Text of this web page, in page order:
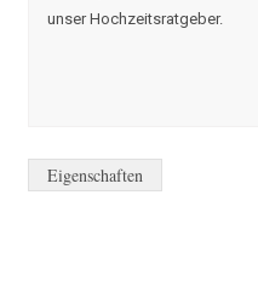
unser Hochzeitsratgeber.
Eigenschaften